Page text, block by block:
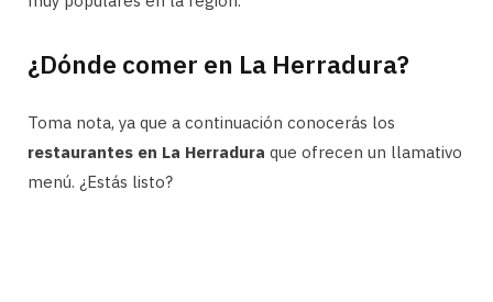
¿Dónde comer en La Herradura?
Toma nota, ya que a continuación conocerás los
restaurantes en La Herradura que ofrecen un llamativo
menú. ¿Estás listo?